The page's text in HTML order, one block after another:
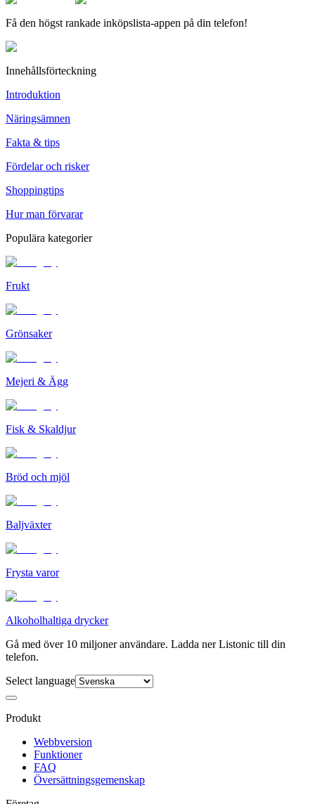
Få den högst rankade inköpslista-appen på din telefon!
Innehållsförteckning
Introduktion
Näringsämnen
Fakta & tips
Fördelar och risker
Shoppingtips
Hur man förvarar
Populära kategorier
Frukt
Grönsaker
Mejeri & Ägg
Fisk & Skaldjur
Bröd och mjöl
Baljväxter
Frysta varor
Alkoholhaltiga drycker
Gå med över 10 miljoner användare. Ladda ner Listonic till din
telefon.
Select language
Produkt
Webbversion
Funktioner
FAQ
Översättningsgemenskap